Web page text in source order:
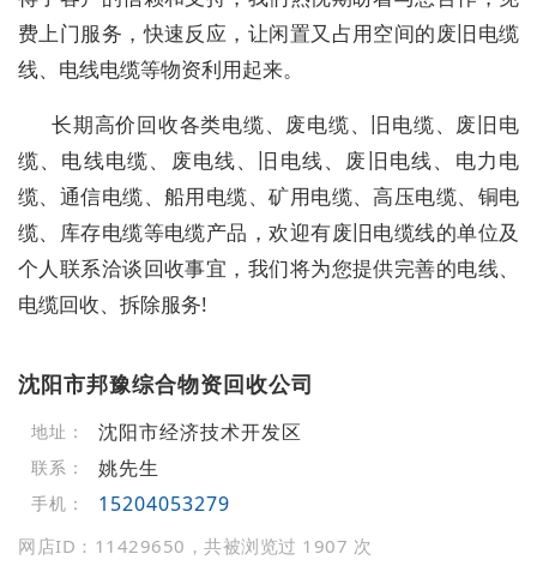
费上门服务，快速反应，让闲置又占用空间的废旧电缆
线、电线电缆等物资利用起来。
长期高价回收各类电缆、废电缆、旧电缆、废旧电
缆、电线电缆、废电线、旧电线、废旧电线、电力电
缆、通信电缆、船用电缆、矿用电缆、高压电缆、铜电
缆、库存电缆等电缆产品，欢迎有废旧电缆线的单位及
个人联系洽谈回收事宜，我们将为您提供完善的电线、
电缆回收、拆除服务!
沈阳市邦豫综合物资回收公司
地址： 沈阳市经济技术开发区
联系： 姚先生
手机： 15204053279
网店ID：11429650，共被浏览过 1907 次